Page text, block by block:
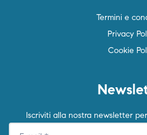
Termini e
Privacy
Cookie
Iscriviti alla nostra newsletter